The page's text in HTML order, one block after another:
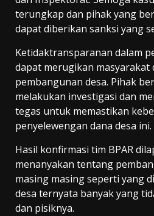
terungkap dan pihak yang
dapat diberikan sanksi yang
Ketidaktransparanan dalam
dapat merugikan masyarakat
pembangunan desa. Pihak
melakukan investigasi dan
tegas untuk memastikan
penyelewengan dana desa ini.
Hasil konfirmasi tim BPAR
menanyakan tentang
masing masing seperti yang
desa ternyata banyak yang
dan pisiknya.